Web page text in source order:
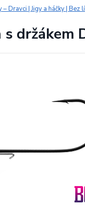
Dravci | Jigy a háčky | Bez
s držákem